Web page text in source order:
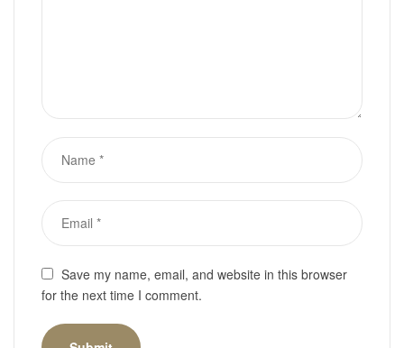
Save my name, email, and website in this browser
for the next time I comment.